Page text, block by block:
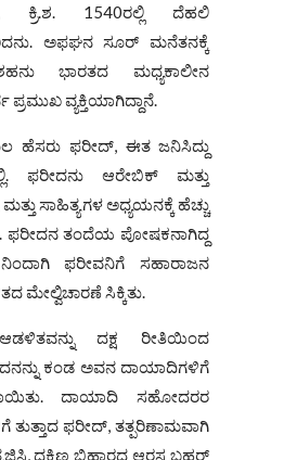
ಕ್ರಿ.ಶ. 1540ರಲ್ಲಿ ದೆಹಲಿ
ಅಫಘನ ಸೂರ್ ಮನೆತನಕ್ಕೆ
ಭಾರತದ ಮಧ್ಯಕಾಲೀನ
ಪ್ರಮುಖ ವ್ಯಕ್ತಿಯಾಗಿದ್ದಾನೆ.
ಹೆಸರು ಫರೀದ್, ಈತ ಜನಿಸಿದ್ದು
ಫರೀದನು ಆರೇಬಿಕ್ ಮತ್ತು
ಸಾಹಿತ್ಯಗಳ ಅಧ್ಯಯನಕ್ಕೆ ಹೆಚ್ಚು
ಫರೀದನ ತಂದೆಯ ಪೋಷಕನಾಗಿದ್ದ
ಫರೀವನಿಗೆ ಸಹಾರಾಜನ
ಮೇಲ್ವಿಚಾರಣೆ ಸಿಕ್ಕಿತು.
ಆಡಳಿತವನ್ನು ದಕ್ಷ ರೀತಿಯಿಂದ
ಕಂಡ ಅವನ ದಾಯಾದಿಗಳಿಗೆ
ದಾಯಾದಿ ಸಹೋದರರ
ತುತ್ತಾದ ಫರೀದ್, ತತ್ಪರಿಣಾಮವಾಗಿ
ದಕ್ಷಿಣ ಬಿಹಾರದ ಆರಸ ಬಹರ್